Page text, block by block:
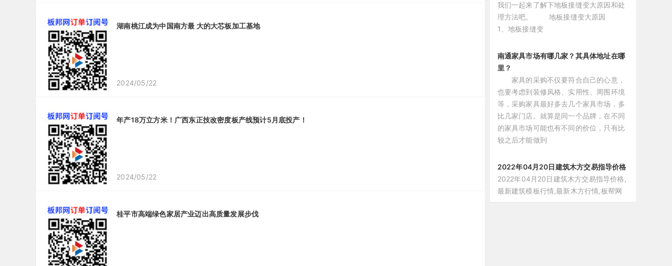
湖南桃江成为中国南方最 大的大芯板加工基地
2024/05/22
年产18万立方米！广西东正技改密度板产线预计5月底投产！
2024/05/22
桂平市高端绿色家居产业迈出高质量发展步伐
我们一起来了解下地板接缝变大原因和处
理方法吧。 地板接缝变大原因
1、地板接缝变
南通家具市场有哪几家？其具体地址在哪
里？
家具的采购不仅要符合自己的心意，
也要考虑到装修风格、实用性、周围环境
等，采购家具最好多去几个家具市场，多
比几家门店。就算是同一个品牌，在不同
的家具市场可能也有不同的价位，只有比
较之后才能做到
2022年04月20日建筑木方交易指导价格
2022年04月20日建筑木方交易指导价格,
最新建筑模板行情,最新木方行情,板帮网